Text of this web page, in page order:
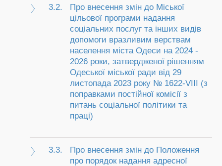
3.2.
Про внесення змін до Міської
цільової програми надання
соціальних послуг та інших видів
допомоги вразливим верствам
населення міста Одеси на 2024 -
2026 роки, затвердженої рішенням
Одеської міської ради від 29
листопада 2023 року № 1622-VIІI (з
поправками постійної комісії з
питань соціальної політики та
праці)
3.3.
Про внесення змін до Положення
про порядок надання адресної